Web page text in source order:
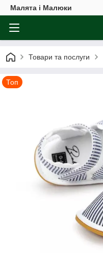
Малята і Малюки
Товари та послуги
Топ